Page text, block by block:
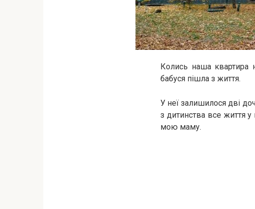
Колись наша квартира
бабуся пішла з життя.
У неї залишилося дві
з дитинства все життя у
мою маму.